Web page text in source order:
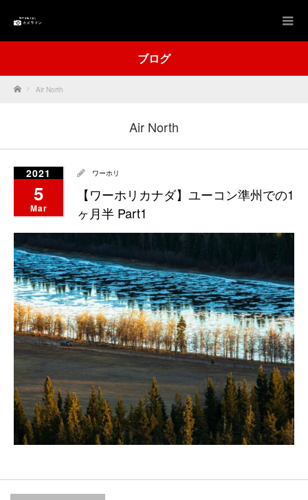
ブログ
Home Air North
Air North
2021
5
Mar
ワーホリ
【ワーホリカナダ】ユーコン準州での1
ヶ月半 Part1